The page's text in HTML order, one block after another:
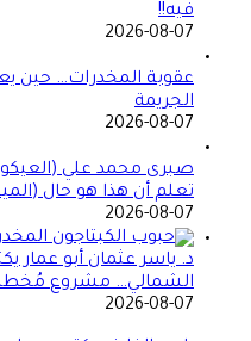
فيه!!
2026-08-07
عقوبة المخدرات… حين
الجريمة
2026-08-07
صبرى محمد علي
تعلم أن هذا هو حال
2026-08-07
د. ياسر عثمان أبو عمار
الشمالي… مشروع مُخطط
2026-08-07